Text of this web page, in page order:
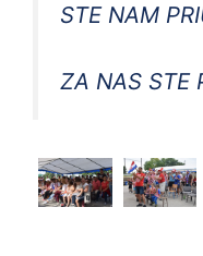
STE NAM
ZA NAS STE